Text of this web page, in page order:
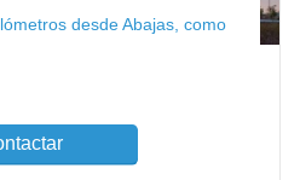
desde Abajas, como